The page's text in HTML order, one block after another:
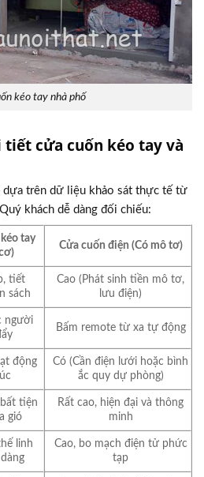
kéo tay nhà phố
tiết cửa cuốn kéo tay và
dựa trên dữ liệu khảo sát thực tế từ
khách dễ dàng đối chiếu:
tay
Cửa cuốn điện (Có mô tơ)
tiết
sách
Cao (Phát sinh tiền mô tơ,
lưu điện)
người
Bấm remote từ xa tự động
động
Có (Cần điện lưới hoặc bình
ắc quy dự phòng)
tiện
gió
Rất cao, hiện đại và thông
minh
linh
Cao, bo mạch điện tử phức
tạp